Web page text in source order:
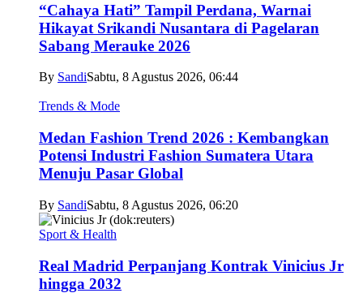
“Cahaya Hati” Tampil Perdana, Warnai
Hikayat Srikandi Nusantara di Pagelaran
Sabang Merauke 2026
By SandiSabtu, 8 Agustus 2026, 06:44
Trends & Mode
Medan Fashion Trend 2026 : Kembangkan
Potensi Industri Fashion Sumatera Utara
Menuju Pasar Global
By SandiSabtu, 8 Agustus 2026, 06:20
Sport & Health
Real Madrid Perpanjang Kontrak Vinicius Jr
hingga 2032